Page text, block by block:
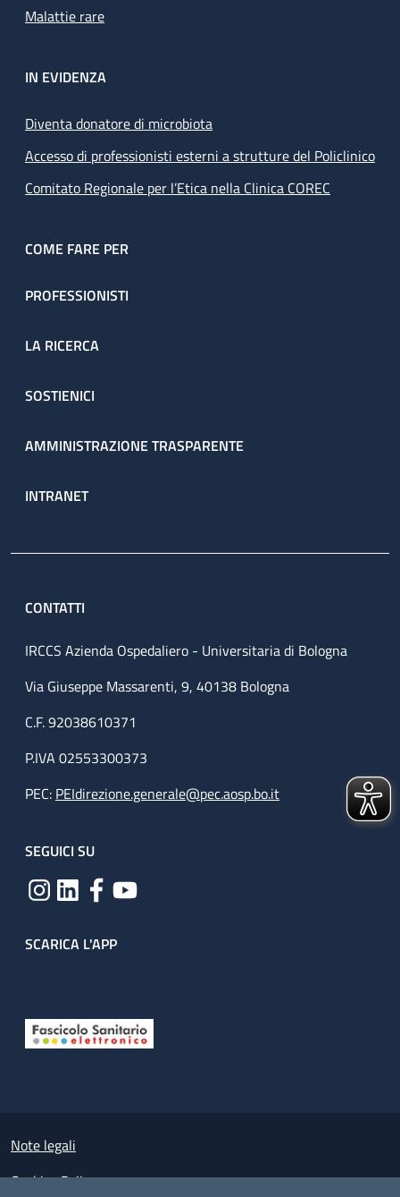
Malattie rare
IN EVIDENZA
Diventa donatore di microbiota
Accesso di professionisti esterni a strutture del Policlinico
Comitato Regionale per l’Etica nella Clinica COREC
COME FARE PER
PROFESSIONISTI
LA RICERCA
SOSTIENICI
AMMINISTRAZIONE TRASPARENTE
INTRANET
CONTATTI
IRCCS Azienda Ospedaliero - Universitaria di Bologna
Via Giuseppe Massarenti, 9, 40138 Bologna
C.F. 92038610371
P.IVA 02553300373
PEC: PEIdirezione.generale@pec.aosp.bo.it
SEGUICI SU
SCARICA L'APP
Small prints
Note legali
Cookies Policy